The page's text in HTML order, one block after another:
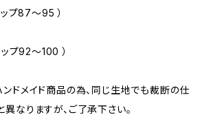
プ87〜95 ）
プ92〜100 ）
ドメイド商品の為、同じ生地でも裁断の仕
なりますが、ご了承下さい。